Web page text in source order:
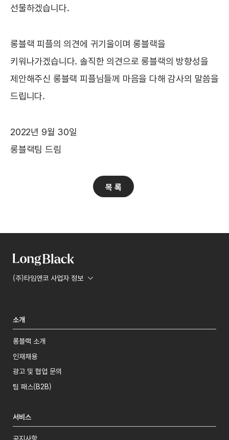
선물하겠습니다.
롱블랙 피플의 의견에 귀기울이며 롱블랙을
키워나가겠습니다. 솔직한 의견으로 롱블랙의 방향성을
제안해주신 롱블랙 피플님들께 마음을 다해 감사의 말씀을
드립니다.
2022년 9월 30일
롱블랙팀 드림
목 록
(주)타임앤코 사업자 정보
소개
롱블랙 소개
인재채용
광고 및 협업 문의
팀 패스(B2B)
서비스